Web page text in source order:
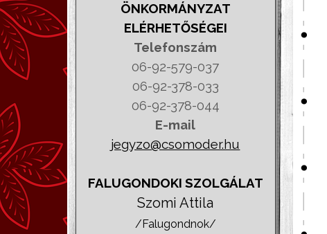
ÖNKORMÁNYZAT
ELÉRHETŐSÉGEI
Telefonszám
06-92-579-037
06-92-378-033
06-92-378-044
E-mail
jegyzo@csomoder.hu
FALUGONDOKI SZOLGÁLAT
Szomi Attila
/Falugondnok/